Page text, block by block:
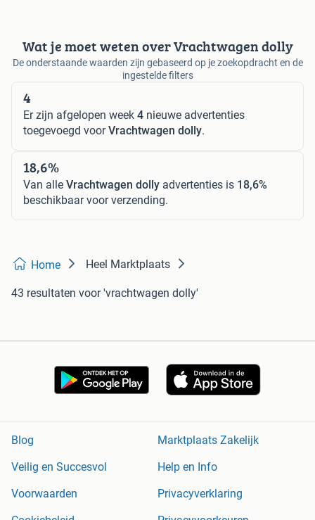
Wat je moet weten over Vrachtwagen dolly
De onderstaande waarden zijn gebaseerd op je zoekopdracht en de
ingestelde filters
4
Er zijn afgelopen week 4 nieuwe advertenties
toegevoegd voorVrachtwagen dolly.
18,6%
Van alle Vrachtwagen dolly advertenties is 18,6%
beschikbaar voor verzending.
Home Heel Marktplaats
43 resultaten voor 'vrachtwagen dolly'
Blog
Marktplaats Zakelijk
Veilig en Succesvol
Help en Info
Voorwaarden
Privacyverklaring